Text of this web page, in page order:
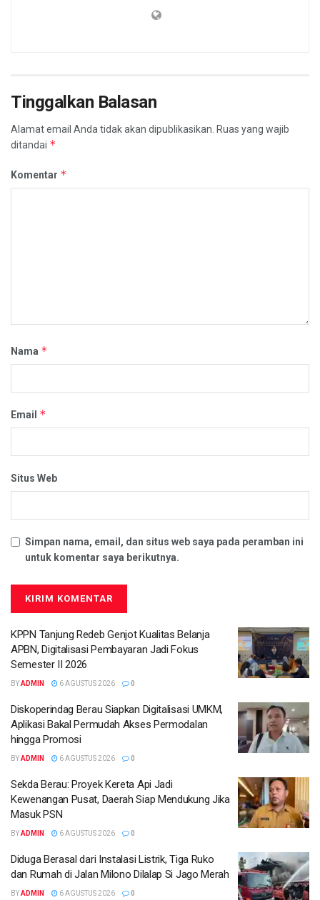
Tinggalkan Balasan
Alamat email Anda tidak akan dipublikasikan. Ruas yang wajib
ditandai *
Komentar *
Nama *
Email *
Situs Web
Simpan nama, email, dan situs web saya pada peramban ini
untuk komentar saya berikutnya.
KPPN Tanjung Redeb Genjot Kualitas Belanja
APBN, Digitalisasi Pembayaran Jadi Fokus
Semester II 2026
BYADMIN 6 AGUSTUS 2026 0
Diskoperindag Berau Siapkan Digitalisasi UMKM,
Aplikasi Bakal Permudah Akses Permodalan
hingga Promosi
BYADMIN 6 AGUSTUS 2026 0
Sekda Berau: Proyek Kereta Api Jadi
Kewenangan Pusat, Daerah Siap Mendukung Jika
Masuk PSN
BYADMIN 6 AGUSTUS 2026 0
Diduga Berasal dari Instalasi Listrik, Tiga Ruko
dan Rumah di Jalan Milono Dilalap Si Jago Merah
BYADMIN 6 AGUSTUS 2026 0